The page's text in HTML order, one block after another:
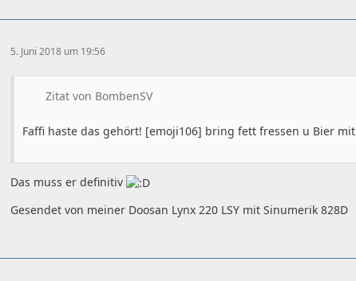
5. Juni 2018 um 19:56
Zitat von BombenSV
Faffi haste das gehört! [emoji106] bring fett fressen u Bier mit
Das muss er definitiv
Gesendet von meiner Doosan Lynx 220 LSY mit Sinumerik 828D